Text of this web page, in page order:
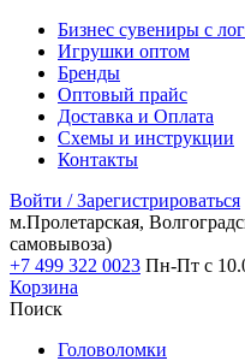
Бизнес сувениры с
Игрушки оптом
Бренды
Оптовый прайс
Доставка и Оплата
Схемы и инструкции
Контакты
Войти / Зарегистрироваться
м.Пролетарская,
самовывоза)
+7 499 322 0023 Пн-Пт с
Корзина
Поиск
Головоломки